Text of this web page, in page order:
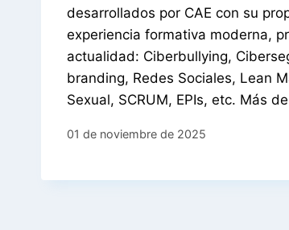
desarrollados por CAE con su
experiencia formativa moderna,
actualidad: Ciberbullying,
branding, Redes Sociales, Lean
Sexual, SCRUM, EPIs, etc. Más
01 de noviembre de 2025